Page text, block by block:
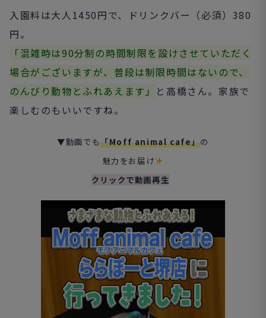
入園料は大人1450円で、ドリンクバー（必須）380
円。
「混雑時は90分制の時間制限を設けさせていただく
場合がございますが、普段は制限時間はないので、
のんびり動物とふれあえます」
と高橋さん。家族で
楽しむのもいいですね。
▼動画でも「Moff animal cafe」の
魅力をお届け
クリックで動画再生